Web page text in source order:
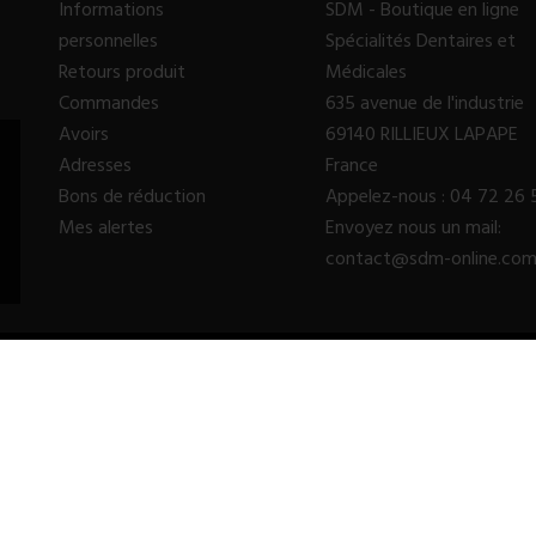
Informations
personnelles
Retours produit
Commandes
Avoirs
Adresses
Bons de réduction
Mes alertes
SDM - Boutique en ligne
Spécialités Dentaires et
Médicales
635 avenue de l'industrie
69140 RILLIEUX LAPAPE
France
Appelez-nous : 04 72 26
Envoyez nous un mail:
contact@sdm-online.com